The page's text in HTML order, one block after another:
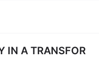
IN A TRANSFOR